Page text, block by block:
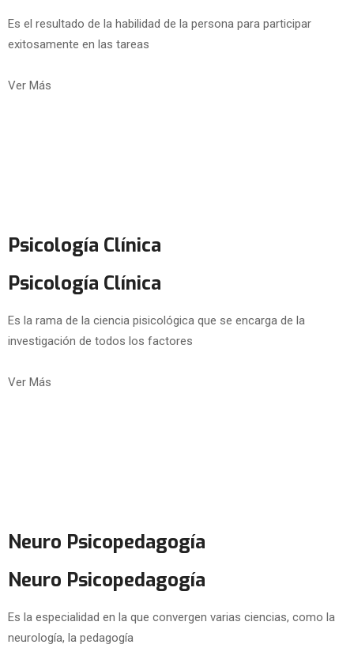
Es el resultado de la habilidad de la persona para participar
exitosamente en las tareas
Ver Más
Psicología Clínica
Psicología Clínica
Es la rama de la ciencia pisicológica que se encarga de la
investigación de todos los factores
Ver Más
Neuro Psicopedagogía
Neuro Psicopedagogía
Es la especialidad en la que convergen varias ciencias, como la
neurología, la pedagogía